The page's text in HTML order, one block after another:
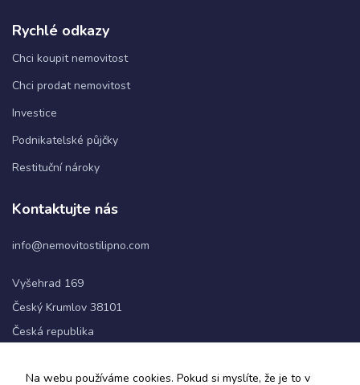
Rychlé odkazy
Chci koupit nemovitost
Chci prodat nemovitost
Investice
Podnikatelské půjčky
Restituční nároky
Kontaktujte nás
info@nemovitostilipno.com
Vyšehrad 169
Český Krumlov 38101
Česká republika
+420 720 060 622
Na webu používáme cookies. Pokud si myslíte, že je to v